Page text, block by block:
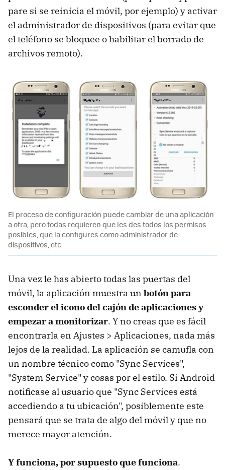
pare si se reinicia el móvil, por ejemplo) y activar
el administrador de dispositivos (para evitar que
el teléfono se bloquee o habilitar el borrado de
archivos remoto).
El proceso de configuración puede cambiar de una aplicación
a otra, pero todas requieren que les des todos los permisos
posibles, que la configures como administrador de
dispositivos, etc.
Una vez le has abierto todas las puertas del
móvil, la aplicación muestra un botón para
esconder el icono del cajón de aplicaciones y
empezar a monitorizar. Y no creas que es fácil
encontrarla en Ajustes > Aplicaciones, nada más
lejos de la realidad. La aplicación se camufla con
un nombre técnico como "Sync Services",
"System Service" y cosas por el estilo. Si Android
notificase al usuario que "Sync Services está
accediendo a tu ubicación", posiblemente este
pensará que se trata de algo del móvil y que no
merece mayor atención.
Y funciona, por supuesto que funciona.